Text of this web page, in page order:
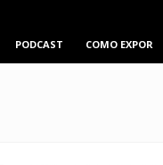
PODCAST COMO EXPOR